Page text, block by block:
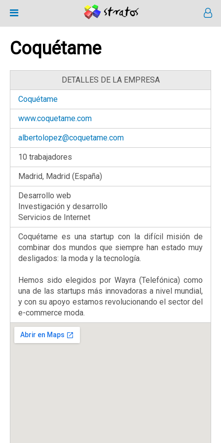
Coquétame
DETALLES DE LA EMPRESA
Coquétame
www.coquetame.com
albertolopez@coquetame.com
10 trabajadores
Madrid, Madrid (España)
Desarrollo web
Investigación y desarrollo
Servicios de Internet
Coquétame es una startup con la difícil misión de
combinar dos mundos que siempre han estado muy
desligados: la moda y la tecnología.
Hemos sido elegidos por Wayra (Telefónica) como
una de las startups más innovadoras a nivel mundial,
y con su apoyo estamos revolucionando el sector del
e-commerce moda.